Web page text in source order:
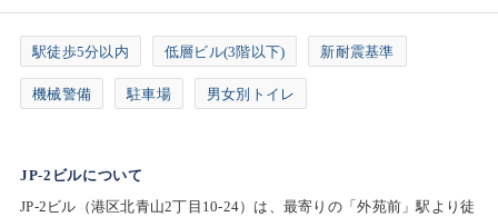
駅徒歩5分以内 低層ビル(3階以下) 新耐震基準
機械警備 駐車場 男女別トイレ
JP-2ビルについて
JP-2ビル（港区北青山2丁目10-24）は、最寄りの「外苑前」駅より徒